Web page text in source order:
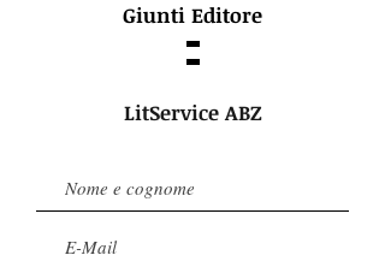
Giunti Editore
LitService ABZ